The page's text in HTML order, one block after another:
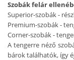
Szobák felár
Superior-szobák -
Premium-szobák -
Corner-szobák -
A tengerre néző
bárok találhatók, így